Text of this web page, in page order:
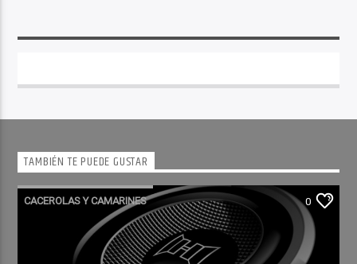
TAMBIÉN TE PUEDE GUSTAR
CACEROLAS Y CAMARINES 0